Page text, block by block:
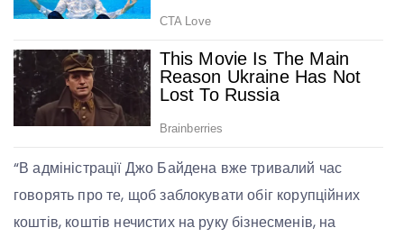
“В адміністрації Джо Байдена вже тривалий час
говорять про те, щоб заблокувати обіг корупційних
коштів, коштів нечистих на руку бізнесменів, на